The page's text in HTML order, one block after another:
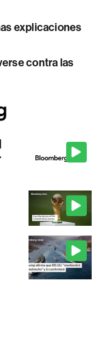
explicaciones
contra las